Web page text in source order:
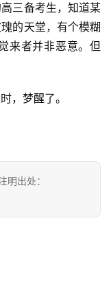
三备考生，知道某
的天堂，有个模糊
来者并非恶意。但
，梦醒了。
明出处：